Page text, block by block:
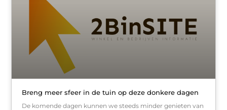
Breng meer sfeer in de tuin op deze donkere dagen
De komende dagen kunnen we steeds minder genieten van